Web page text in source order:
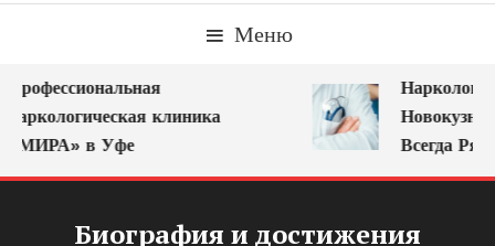
Меню
клиника
в Уфе
Нарколог
Всегда
Биография и достижения